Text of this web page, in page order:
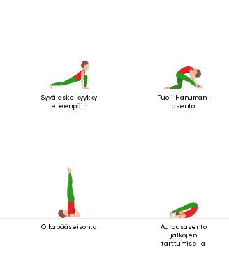
Syvä askelkyykky
eteenpäin
Puoli Hanuman-
asento
Olkapääseisonta
Aurausasento
jalkojen
tarttumisella